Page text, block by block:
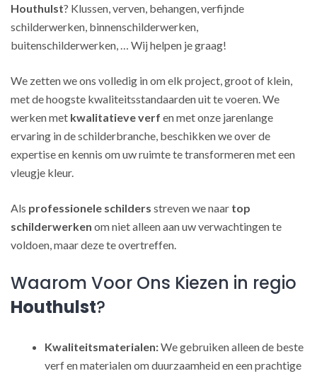
Houthulst? Klussen, verven, behangen, verfijnde
schilderwerken, binnenschilderwerken,
buitenschilderwerken, … Wij helpen je graag!
We zetten we ons volledig in om elk project, groot of klein,
met de hoogste kwaliteitsstandaarden uit te voeren. We
werken met kwalitatieve verf en met onze jarenlange
ervaring in de schilderbranche, beschikken we over de
expertise en kennis om uw ruimte te transformeren met een
vleugje kleur.
Als professionele schilders streven we naar top
schilderwerken om niet alleen aan uw verwachtingen te
voldoen, maar deze te overtreffen.
Waarom Voor Ons Kiezen in regio
Houthulst?
Kwaliteitsmaterialen:We gebruiken alleen de beste
verf en materialen om duurzaamheid en een prachtige